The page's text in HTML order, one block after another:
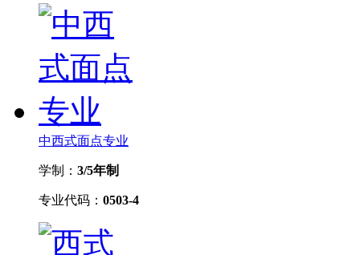
中西式面点专业
学制： 3/5年制
专业代码： 0503-4